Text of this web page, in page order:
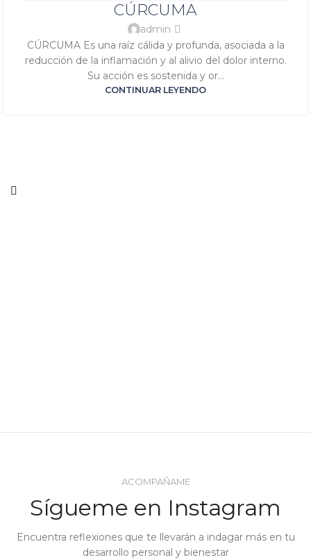
DOLOR E INFLAMACIÓN, PROBLEMAS DIGESTIVOS
JÚPITER, SIGNATURA SOL
CÚRCUMA
admin
CÚRCUMA Es una raíz cálida y profunda, asociada a la
reducción de la inflamación y al alivio del dolor interno.
Su acción es sostenida y or...
CONTINUAR LEYENDO
ACOMPAÑAME
Sígueme en Instagram
Encuentra reflexiones que te llevarán a indagar más en tu
desarrollo personal y bienestar